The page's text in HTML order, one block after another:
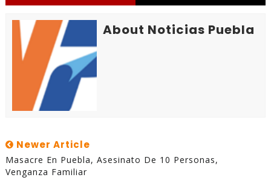
About Noticias Puebla
Newer Article
Masacre En Puebla, Asesinato De 10 Personas,
Venganza Familiar